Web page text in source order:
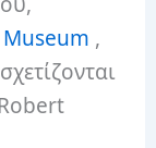
,